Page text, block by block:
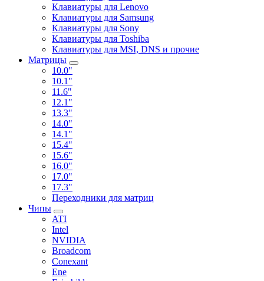
Клавиатуры для Lenovo
Клавиатуры для Samsung
Клавиатуры для Sony
Клавиатуры для Toshiba
Клавиатуры для MSI, DNS и прочие
Матрицы
10.0"
10.1"
11.6"
12.1"
13.3"
14.0"
14.1"
15.4"
15.6"
16.0"
17.0"
17.3"
Переходники для матриц
Чипы
ATI
Intel
NVIDIA
Broadcom
Conexant
Ene